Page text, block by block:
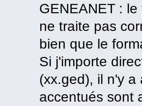
GENEANET :
ne traite pas
bien que le
Si j'importe
(xx.ged), il n'y a
accentués sont